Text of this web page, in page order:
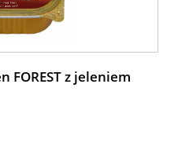
FOREST z jeleniem